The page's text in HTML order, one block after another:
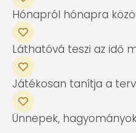
Hónapról hónapra
Láthatóvá teszi az idő
Játékosan tanítja a
Ünnepek,